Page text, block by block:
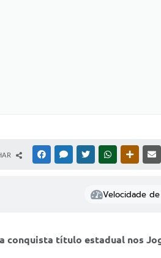
FACEBOOKMESSENGER
TWITTERWHATSAPP
Velocidade
conquista título estadual nos